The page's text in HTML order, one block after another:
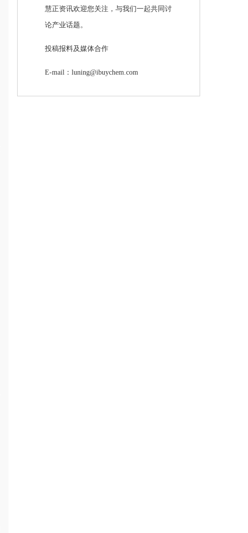
慧正资讯欢迎您关注，与我们一起共同讨
论产业话题。
投稿报料及媒体合作
E-mail：luning@ibuychem.com